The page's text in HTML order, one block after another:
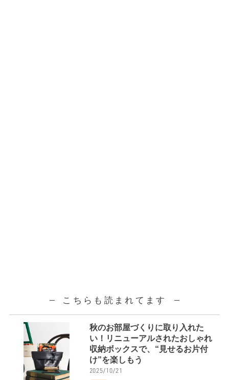
こちらも読まれてます
秋のお部屋づくりに取り入れた
い！リニューアルされたおしゃれ
収納ボックスで、“見せるお片付
け”を楽しもう
2025/10/21